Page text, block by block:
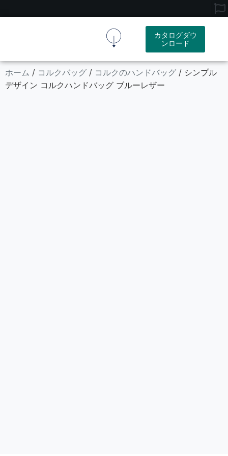
カタログダウ
ンロード
ホーム / コルクバッグ / コルクのハンドバッグ / シンプル
デザイン コルクハンドバッグ ブルーレザー